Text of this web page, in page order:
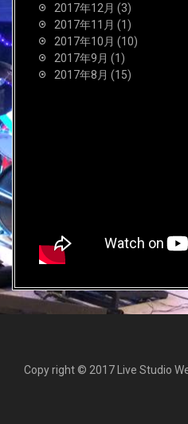
2017年12月 (3)
2017年11月 (1)
2017年10月 (10)
2017年9月 (1)
2017年8月 (15)
Copy right © 2017 Live Studio